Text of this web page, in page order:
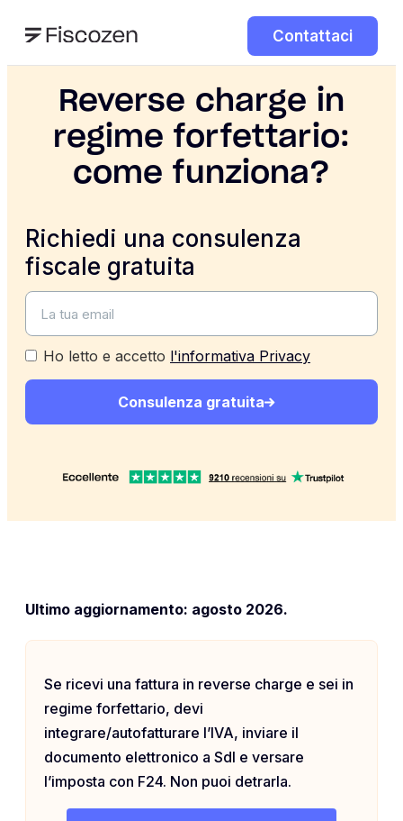
Contattaci
Reverse charge in
regime forfettario:
come funziona?
Richiedi una consulenza
fiscale gratuita
Ho letto e accetto l'informativa Privacy
Consulenza gratuita
Ultimo aggiornamento: agosto 2026.
Se ricevi una fattura in reverse charge e sei in
regime forfettario, devi
integrare/autofatturare l’IVA, inviare il
documento elettronico a SdI e versare
l’imposta con F24. Non puoi detrarla.